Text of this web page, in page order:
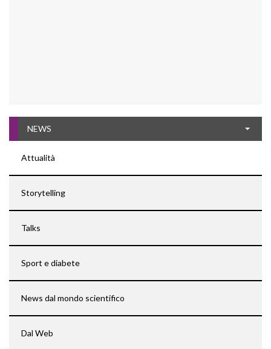
NEWS
Attualità
Storytelling
Talks
Sport e diabete
News dal mondo scientifico
Dal Web